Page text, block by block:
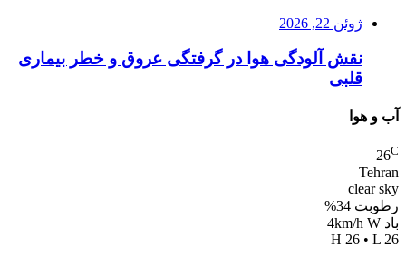
ژوئن 22, 2026
نقش آلودگی هوا در گرفتگی عروق و خطر بیماری
قلبی
آب و هوا
26C
Tehran
clear sky
رطوبت 34%
باد 4km/h W
H 26 • L 26